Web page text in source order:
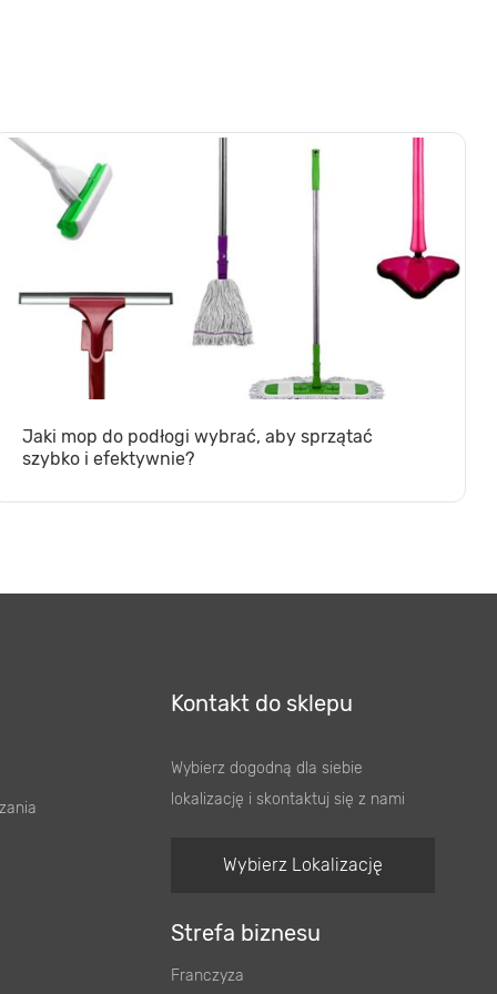
szybko i efektywnie?
lokalizację i skontaktuj się z nami
Nieruchomości